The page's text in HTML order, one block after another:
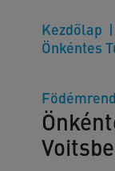
Kezdőlap
Önkéntes